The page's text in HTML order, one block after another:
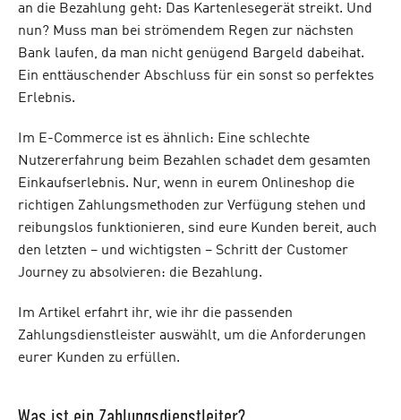
an die Bezahlung geht: Das Kartenlesegerät streikt. Und
nun? Muss man bei strömendem Regen zur nächsten
Bank laufen, da man nicht genügend Bargeld dabeihat.
Ein enttäuschender Abschluss für ein sonst so perfektes
Erlebnis.
Im E-Commerce ist es ähnlich: Eine schlechte
Nutzererfahrung beim Bezahlen schadet dem gesamten
Einkaufserlebnis. Nur, wenn in eurem Onlineshop die
richtigen Zahlungsmethoden zur Verfügung stehen und
reibungslos funktionieren, sind eure Kunden bereit, auch
den letzten – und wichtigsten – Schritt der Customer
Journey zu absolvieren: die Bezahlung.
Im Artikel erfahrt ihr, wie ihr die passenden
Zahlungsdienstleister auswählt, um die Anforderungen
eurer Kunden zu erfüllen.